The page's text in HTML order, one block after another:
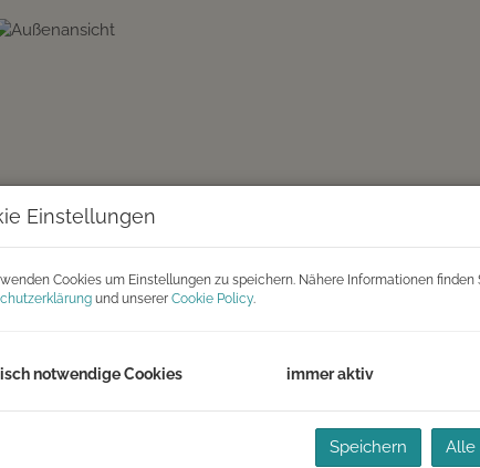
Einstellungen
Cookies um Einstellungen zu speichern. Nähere Informationen finden
und unserer Cookie Policy.
notwendige Cookies immer aktiv
Speichern Alle